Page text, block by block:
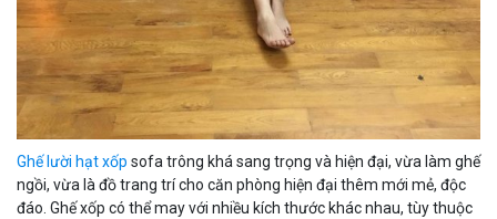
Ghế lười hạt xốp sofa trông khá sang trọng và hiện đại, vừa làm ghế
ngồi, vừa là đồ trang trí cho căn phòng hiện đại thêm mới mẻ, độc
đáo. Ghế xốp có thể may với nhiều kích thước khác nhau, tùy thuộc